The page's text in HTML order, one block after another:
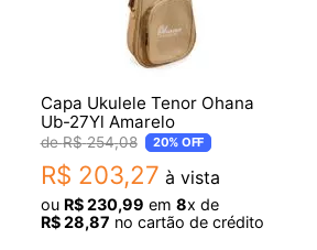
Capa Ukulele Tenor Ohana
Ub-27Yl Amarelo
R$ 254,08 20% OFF
R$ 203,27 à vista
ou R$ 230,99 em 8x de
R$ 28,87 no cartão de crédito